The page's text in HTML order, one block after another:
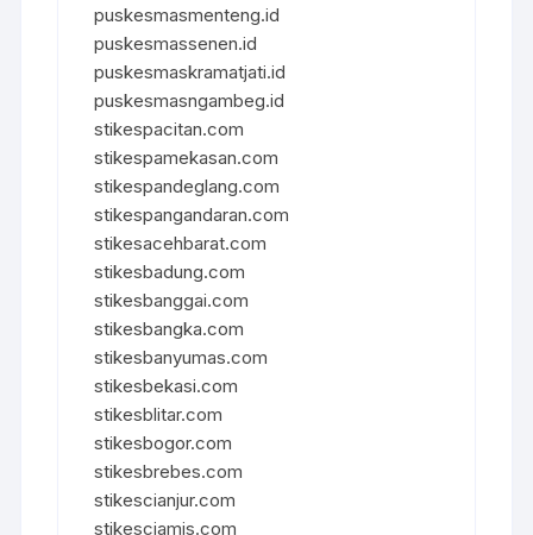
puskesmasmenteng.id
puskesmassenen.id
puskesmaskramatjati.id
puskesmasngambeg.id
stikespacitan.com
stikespamekasan.com
stikespandeglang.com
stikespangandaran.com
stikesacehbarat.com
stikesbadung.com
stikesbanggai.com
stikesbangka.com
stikesbanyumas.com
stikesbekasi.com
stikesblitar.com
stikesbogor.com
stikesbrebes.com
stikescianjur.com
stikesciamis.com